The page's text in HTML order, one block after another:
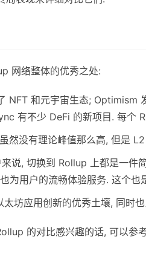
网络整体的优秀之处:
NFT 和元宇宙生态; Optimism
有不少 DeFi 的新项目. 每个
然没有理论峰值那么高, 但是
说, 切换到 Rollup 上都是一件
为用户的流畅体验服务. 这个也
坊应用创新的优秀土壤, 同时
的对比感兴趣的话, 可以参